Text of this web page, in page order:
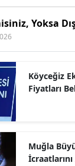
Yoksa
Köyceğiz
Fiyatları
Muğla
İcraatlarını